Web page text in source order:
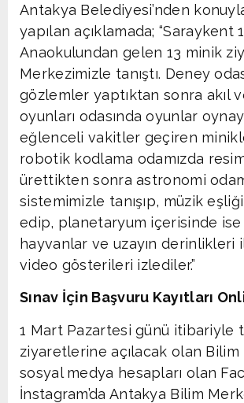
Antakya Belediyesi’nden
yapılan açıklamada; “Saraykent
Anaokulundan gelen 13 minik
Merkezimizle tanıştı. Deney
gözlemler yaptıktan sonra akıl
oyunları odasında oyunlar
eğlenceli vakitler geçiren
robotik kodlama odamızda
ürettikten sonra astronomi
sistemimizle tanışıp, müzik
edip, planetaryum içerisinde
hayvanlar ve uzayın derinlikleri
video gösterileri izlediler.”
Sınav İçin Başvuru Kayıtları
1 Mart Pazartesi günü itibariyle
ziyaretlerine açılacak olan Bilim
sosyal medya hesapları olan
İnstagram’da Antakya Bilim